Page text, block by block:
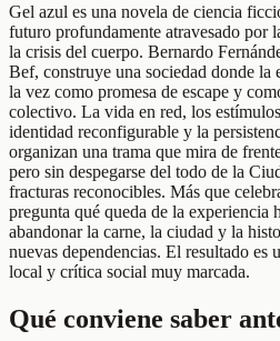
Gel azul es una novela de ciencia
futuro profundamente atravesado por
la crisis del cuerpo. Bernardo
Bef, construye una sociedad donde
la vez como promesa de escape y
colectivo. La vida en red, los
identidad reconfigurable y la
organizan una trama que mira de
pero sin despegarse del todo de la
fracturas reconocibles. Más que
pregunta qué queda de la experiencia
abandonar la carne, la ciudad y la
nuevas dependencias. El resultado es
local y crítica social muy marcada.
Qué conviene saber